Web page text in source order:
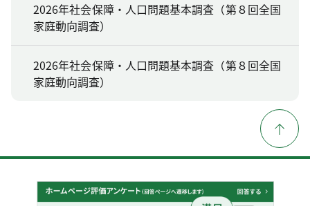
2026年社会保障・人口問題基本調査（第８回全国
家庭動向調査）
2026年社会保障・人口問題基本調査（第８回全国
家庭動向調査）